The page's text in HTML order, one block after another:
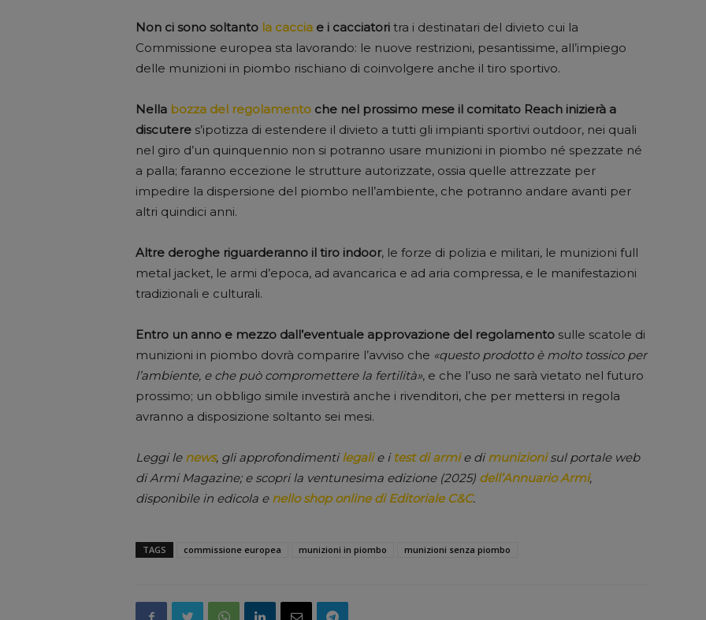
Non ci sono soltanto la caccia e i cacciatori tra i destinatari del divieto cui la
Commissione europea sta lavorando: le nuove restrizioni, pesantissime, all’impiego
delle munizioni in piombo rischiano di coinvolgere anche il tiro sportivo.
Nella bozza del regolamento che nel prossimo mese il comitato Reach inizierà a
discutere s’ipotizza di estendere il divieto a tutti gli impianti sportivi outdoor, nei quali
nel giro d’un quinquennio non si potranno usare munizioni in piombo né spezzate né
a palla; faranno eccezione le strutture autorizzate, ossia quelle attrezzate per
impedire la dispersione del piombo nell’ambiente, che potranno andare avanti per
altri quindici anni.
Altre deroghe riguarderanno il tiro indoor, le forze di polizia e militari, le munizioni full
metal jacket, le armi d’epoca, ad avancarica e ad aria compressa, e le manifestazioni
tradizionali e culturali.
Entro un anno e mezzo dall’eventuale approvazione del regolamento sulle scatole di
munizioni in piombo dovrà comparire l’avviso che «questo prodotto è molto tossico per
l’ambiente, e che può compromettere la fertilità», e che l’uso ne sarà vietato nel futuro
prossimo; un obbligo simile investirà anche i rivenditori, che per mettersi in regola
avranno a disposizione soltanto sei mesi.
Leggi le news, gli approfondimentilegali e i test di armie dimunizioni sul portale web
di Armi Magazine; e scopri la ventunesima edizione (2025) dell’Annuario Armi,
disponibile in edicola e nello shop online di Editoriale C&C.
TAGS commissione europea munizioni in piombo munizioni senza piombo